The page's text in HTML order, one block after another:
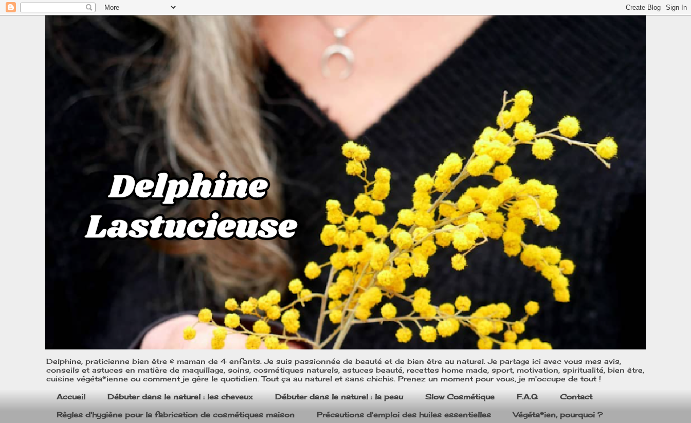
Delphine, praticienne bien être & maman de 4 enfants. Je suis passionnée de beauté et de bien être au naturel. Je partage ici avec vous mes avis,
conseils et astuces en matière de maquillage, soins, cosmétiques naturels, astuces beauté, recettes home made, sport, motivation, spiritualité, bien être,
cuisine végéta*ienne ou comment je gère le quotidien. Tout ça au naturel et sans chichis. Prenez un moment pour vous, je m'occupe de tout !
Accueil Débuter dans le naturel : les cheveux Débuter dans le naturel : la peau Slow Cosmétique F.A.Q Contact
Règles d'hygiène pour la fabrication de cosmétiques maison Précautions d'emploi des huiles essentielles Végéta*ien, pourquoi ?